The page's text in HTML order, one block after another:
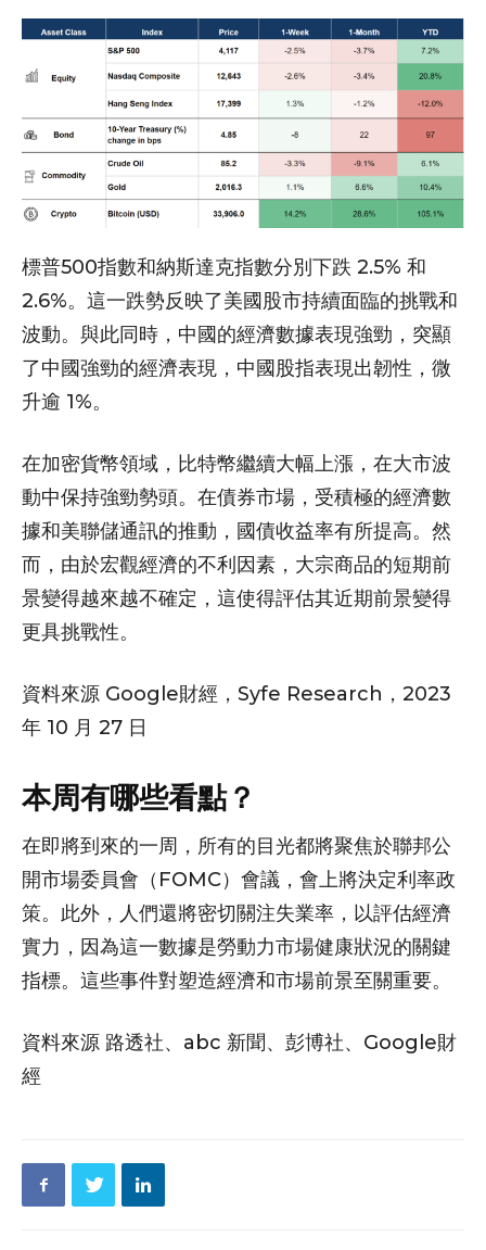
標普500指數和納斯達克指數分別下跌 2.5% 和
2.6%。這一跌勢反映了美國股市持續面臨的挑戰和
波動。與此同時，中國的經濟數據表現強勁，突顯
了中國強勁的經濟表現，中國股指表現出韌性，微
升逾 1%。
在加密貨幣領域，比特幣繼續大幅上漲，在大市波
動中保持強勁勢頭。在債券市場，受積極的經濟數
據和美聯儲通訊的推動，國債收益率有所提高。然
而，由於宏觀經濟的不利因素，大宗商品的短期前
景變得越來越不確定，這使得評估其近期前景變得
更具挑戰性。
資料來源 Google財經，Syfe Research，2023
年 10 月 27 日
本周有哪些看點？
在即將到來的一周，所有的目光都將聚焦於聯邦公
開市場委員會（FOMC）會議，會上將決定利率政
策。此外，人們還將密切關注失業率，以評估經濟
實力，因為這一數據是勞動力市場健康狀況的關鍵
指標。這些事件對塑造經濟和市場前景至關重要。
資料來源 路透社、abc 新聞、彭博社、Google財
經